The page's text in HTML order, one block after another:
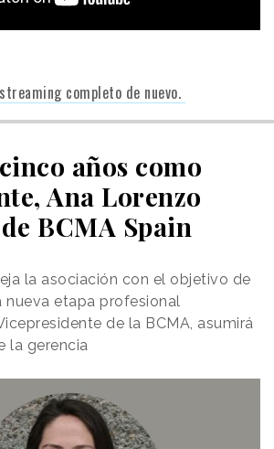
completo de nuevo.
años como
Ana Lorenzo
BCMA Spain
la asociación con el objetivo de
nueva etapa profesional
de la BCMA, asumirá
la gerencia